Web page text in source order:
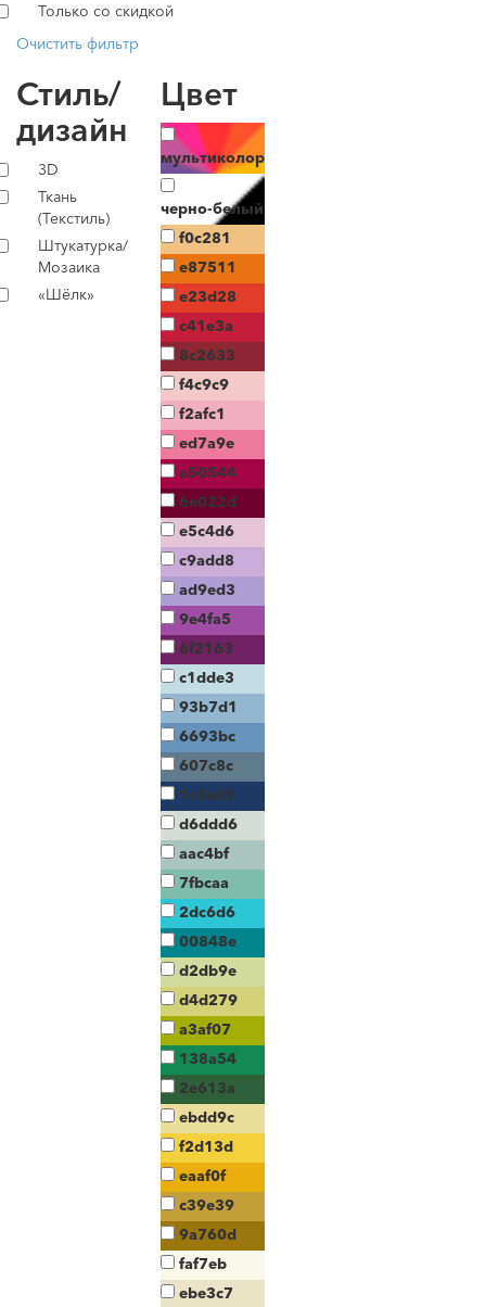
Только со скидкой
Очистить фильтр
Стиль/
дизайн
3D
Ткань
(Текстиль)
Штукатурка/
Мозаика
«Шёлк»
Цвет
мультиколор
черно-белый
f0c281
e87511
e23d28
c41e3a
8c2633
f4c9c9
f2afc1
ed7a9e
a50544
6e022d
e5c4d6
c9add8
ad9ed3
9e4fa5
6f2163
c1dde3
93b7d1
6693bc
607c8c
1c3a65
d6ddd6
aac4bf
7fbcaa
2dc6d6
00848e
d2db9e
d4d279
a3af07
138a54
2e613a
ebdd9c
f2d13d
eaaf0f
c39e39
9a760d
faf7eb
ebe3c7